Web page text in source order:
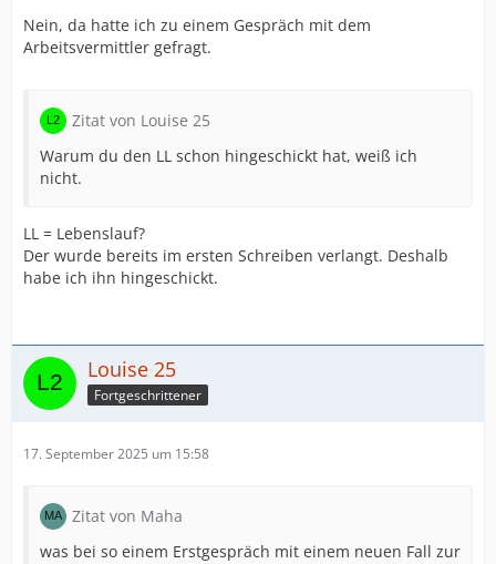
Nein, da hatte ich zu einem Gespräch mit dem
Arbeitsvermittler gefragt.
Zitat von Louise 25
Warum du den LL schon hingeschickt hat, weiß ich
nicht.
LL = Lebenslauf?
Der wurde bereits im ersten Schreiben verlangt. Deshalb
habe ich ihn hingeschickt.
Louise 25
Fortgeschrittener
17. September 2025 um 15:58
Zitat von Maha
was bei so einem Erstgespräch mit einem neuen Fall zur